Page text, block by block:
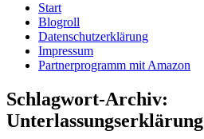
Start
Blogroll
Datenschutzerklärung
Impressum
Partnerprogramm mit Amazon
Schlagwort-Archiv:
Unterlassungserklärung